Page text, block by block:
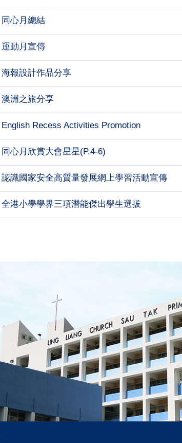
同心月總結
運動月宣傳
海報設計作品分享
澳洲之旅分享
English Recess Activities Promotion
同心月欣賞大會星星(P.4-6)
認識國家安全高質量發展網上學習活動宣傳
全港小學學界三項潛能傑出學生選拔